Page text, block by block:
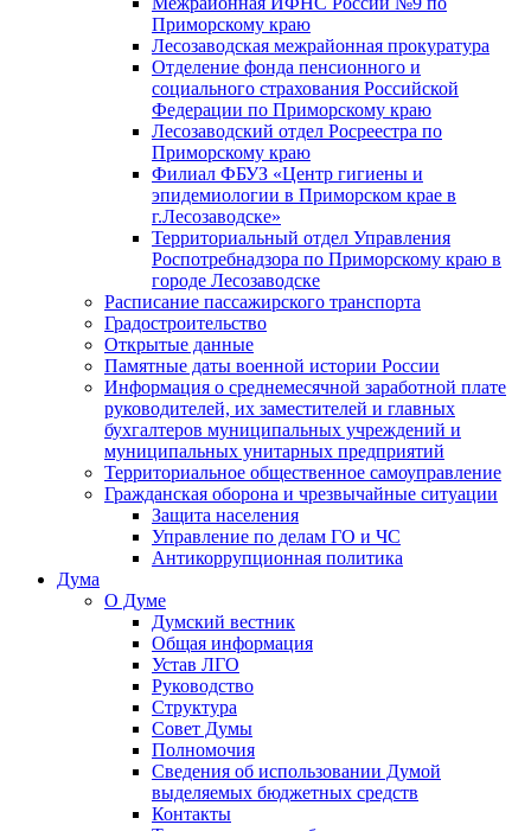
Приморскому краю
Лесозаводская межрайонная прокуратура
Отделение фонда пенсионного и
социального страхования Российской
Федерации по Приморскому краю
Лесозаводский отдел Росреестра по
Приморскому краю
Филиал ФБУЗ «Центр гигиены и
эпидемиологии в Приморском крае в
г.Лесозаводске»
Территориальный отдел Управления
Роспотребнадзора по Приморскому краю в
городе Лесозаводске
Расписание пассажирского транспорта
Градостроительство
Открытые данные
Памятные даты военной истории России
Информация о среднемесячной заработной плате
руководителей, их заместителей и главных
бухгалтеров муниципальных учреждений и
муниципальных унитарных предприятий
Территориальное общественное самоуправление
Гражданская оборона и чрезвычайные ситуации
Защита населения
Управление по делам ГО и ЧС
Антикоррупционная политика
Дума
О Думе
Думский вестник
Общая информация
Устав ЛГО
Руководство
Структура
Совет Думы
Полномочия
Сведения об использовании Думой
выделяемых бюджетных средств
Контакты